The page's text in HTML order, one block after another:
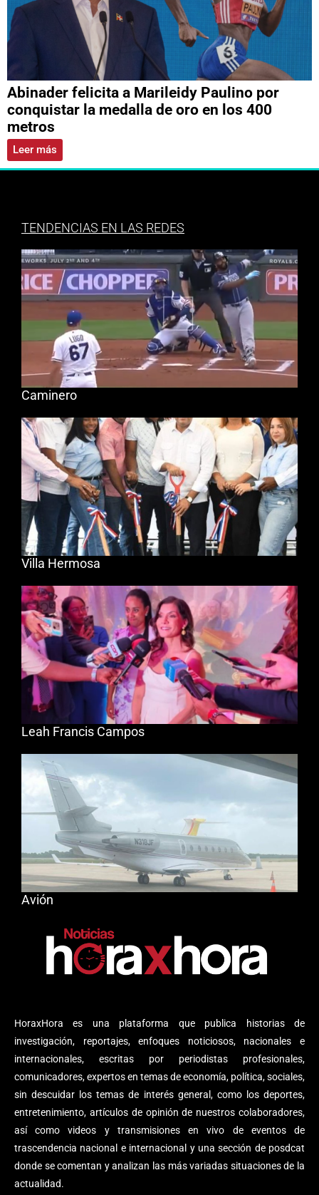
Abinader felicita a Marileidy Paulino por
conquistar la medalla de oro en los 400
metros
Leer más
HoraxHora es una plataforma que publica historias de
investigación, reportajes, enfoques noticiosos, nacionales e
internacionales, escritas por periodistas profesionales,
comunicadores, expertos en temas de economía, política, sociales,
sin descuidar los temas de interés general, como los deportes,
entretenimiento, artículos de opinión de nuestros colaboradores,
así como videos y transmisiones en vivo de eventos de
trascendencia nacional e internacional y una sección de posdcat
donde se comentan y analizan las más variadas situaciones de la
actualidad.
TENDENCIAS EN LAS REDES
Caminero
Villa Hermosa
Leah Francis Campos
Avión